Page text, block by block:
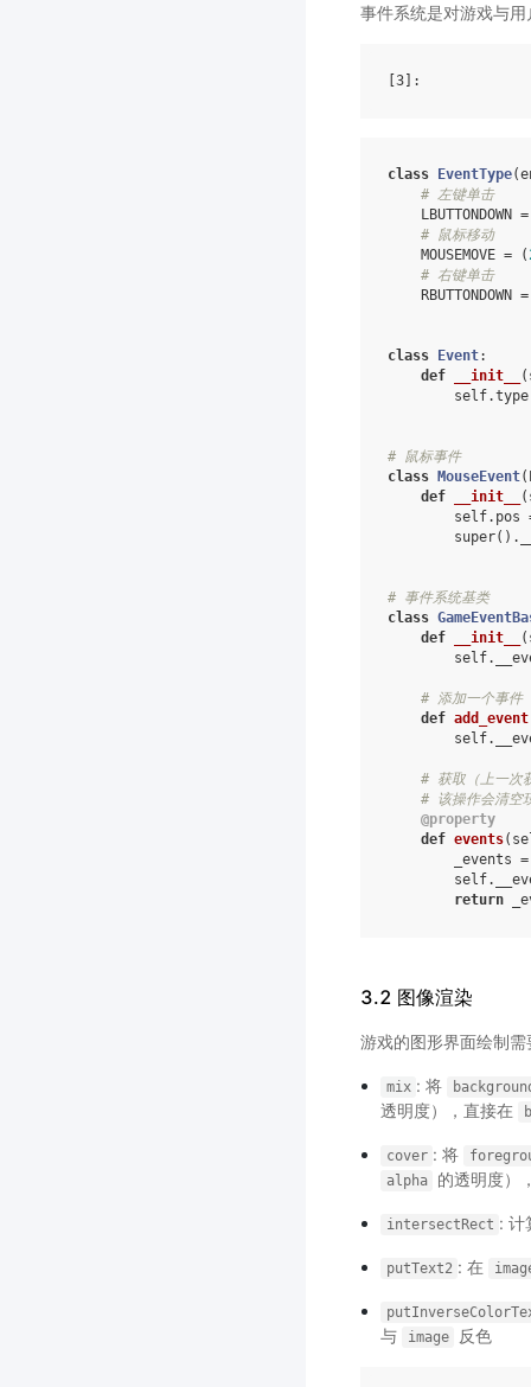
事件系统是对游戏与
[3]
class EventType(
# 左键单击
LBUTTONDOWN =
# 鼠标移动
MOUSEMOVE = (
# 右键单击
RBUTTONDOWN =
class Event:
def
__init__ (
self.type
# 鼠标事件
class MouseEvent(
def
__init__ (
self. pos
super() .
# 事件系统基类
class
def
__init__ (
self.
# 添加一个事件
def add_event
self.
# 获取（上一次
# 该操作会清空
@property
def events(
_events =
self.
return
3.2 图像渲染
游戏的图形界面绘制
mix : 将
透明度），直接在
cover : 将
alpha
的透明度）
intersectRect : 计
putText2 : 在
与 image 反色